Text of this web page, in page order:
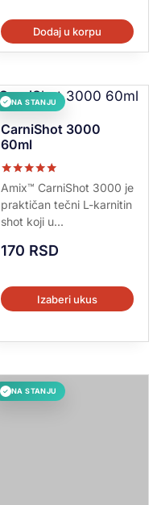
Dodaj u korpu
✓ NA STANJU
CarniShot 3000
60ml
Ocenjeno sa
5.00
od 5
Amix™ CarniShot 3000 je
praktičan tečni L-karnitin
shot koji u...
170 RSD
Izaberi ukus
✓ NA STANJU